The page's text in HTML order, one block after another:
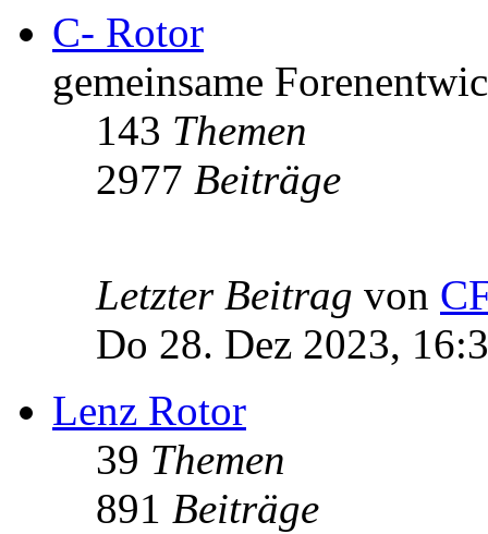
C- Rotor
gemeinsame
143 Themen
2977 Beiträge
Letzter Beitrag von
Do 28. Dez 2023,
Lenz Rotor
39 Themen
891 Beiträge